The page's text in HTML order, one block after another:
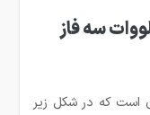
اینورتر 2.2 کیلووات سه فاز
است که در شکل زیر